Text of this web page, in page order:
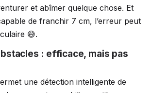
et abîmer quelque chose. Et
de franchir 7 cm, l’erreur peut
😅.
: efficace, mais pas
une détection intelligente de